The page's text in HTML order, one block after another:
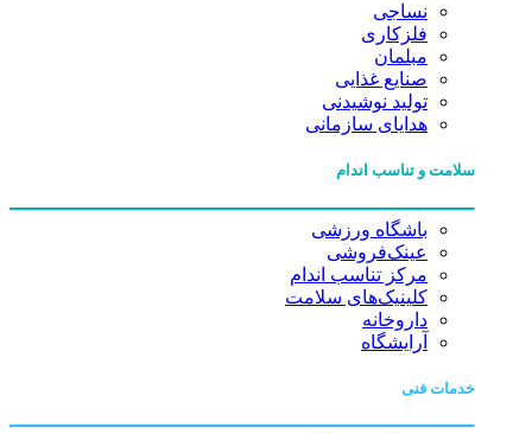
نساجی
فلزکاری
مبلمان
صنایع غذایی
تولید نوشیدنی
هدایای سازمانی
سلامت و تناسب اندام
باشگاه ورزشی
عینک‌فروشی
مرکز تناسب اندام
کلینیک‌های سلامت
داروخانه
آرایشگاه
خدمات فنی